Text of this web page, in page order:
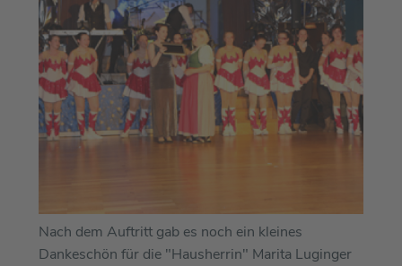
Nach dem Auftritt gab es noch ein kleines
Dankeschön für die "Hausherrin" Marita Luginger